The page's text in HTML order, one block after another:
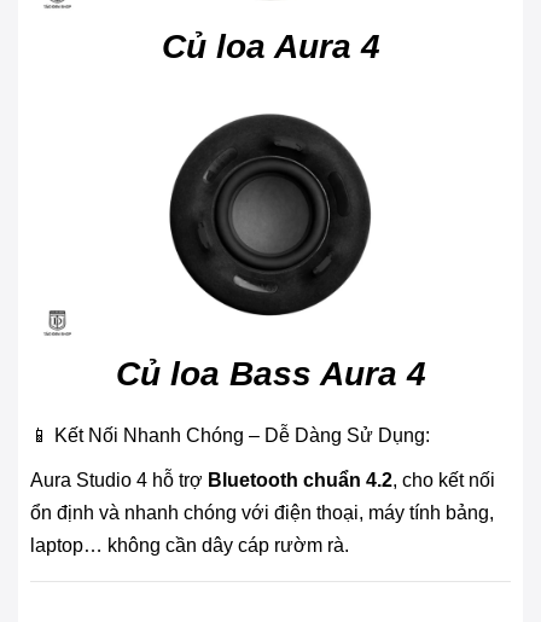
Củ loa Aura 4
Củ loa Bass Aura 4
📱 Kết Nối Nhanh Chóng – Dễ Dàng Sử Dụng:
Aura Studio 4 hỗ trợ Bluetooth chuẩn 4.2, cho kết nối
ổn định và nhanh chóng với điện thoại, máy tính bảng,
laptop… không cần dây cáp rườm rà.